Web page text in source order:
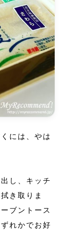
には、やは
し、キッチ
き取りま
ブントース
れかでお好